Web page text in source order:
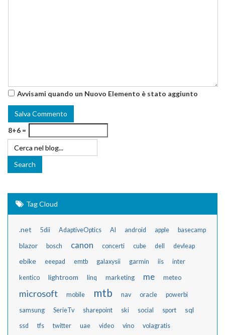
Avvisami quando un Nuovo Elemento è stato aggiunto
8+6 =
Tag Cloud
.net 5dii AdaptiveOptics AI android apple basecamp
blazor bosch canon concerti cube dell devleap
ebike eeepad emtb galaxysii garmin iis inter
kentico lightroom linq marketing me meteo
microsoft mobile mtb nav oracle powerbi
samsung SerieTv sharepoint ski social sport sql
ssd tfs twitter uae video vino volagratis